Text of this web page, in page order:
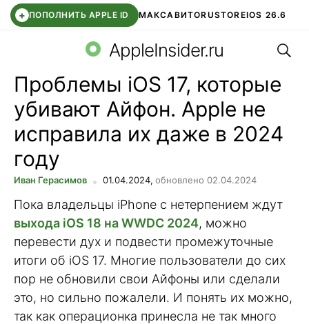
+ ПОПОЛНИТЬ APPLE ID МАКСАВИТОRUSTOREIOS 26.6
СБЕР КИДС ВТБ ОНЛАЙН ЧАТ В ROBLOX
AppleInsider.ru
Проблемы iOS 17, которые
убивают Айфон. Apple не
исправила их даже в 2024
году
Иван Герасимов 01.04.2024, обновлено 02.04.2024
Пока владельцы iPhone с нетерпением ждут
выхода iOS 18 на WWDC 2024, можно
перевести дух и подвести промежуточные
итоги об iOS 17. Многие пользователи до сих
пор не обновили свои Айфоны или сделали
это, но сильно пожалели. И понять их можно,
так как операционка принесла не так много